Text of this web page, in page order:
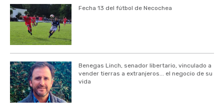
Fecha 13 del fútbol de Necochea
Benegas Linch, senador libertario, vinculado a
vender tierras a extranjeros... el negocio de su
vida